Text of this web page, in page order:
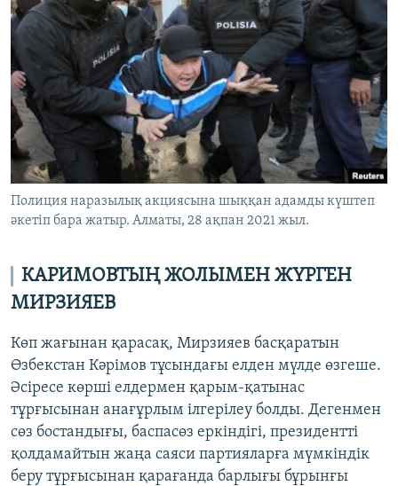
Полиция наразылық акциясына шыққан адамды күштеп
әкетіп бара жатыр. Алматы, 28 ақпан 2021 жыл.
КАРИМОВТЫҢ ЖОЛЫМЕН ЖҮРГЕН
МИРЗИЯЕВ
Көп жағынан қарасақ, Мирзияев басқаратын
Өзбекстан Кәрімов тұсындағы елден мүлде өзгеше.
Әсіресе көрші елдермен қарым-қатынас
тұрғысынан анағұрлым ілгерілеу болды. Дегенмен
сөз бостандығы, баспасөз еркіндігі, президентті
қолдамайтын жаңа саяси партияларға мүмкіндік
беру тұрғысынан қарағанда барлығы бұрынғы